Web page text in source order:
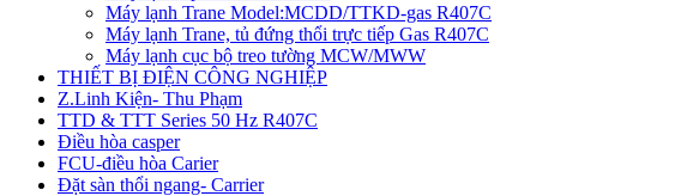
Máy lạnh Trane Model:MCDD/TTKD-gas R407C
Máy lạnh Trane, tủ đứng thổi trực tiếp Gas R407C
Máy lạnh cục bộ treo tường MCW/MWW
THIẾT BỊ ĐIỆN CÔNG NGHIỆP
Z.Linh Kiện- Thu Phạm
TTD & TTT Series 50 Hz R407C
Điều hòa casper
FCU-điều hòa Carier
Đặt sàn thổi ngang- Carrier